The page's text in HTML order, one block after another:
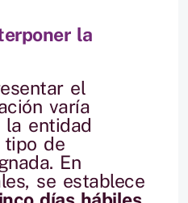
la
el
varía
la entidad
de
En
se establece